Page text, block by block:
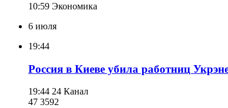
10:59 Экономика
6 июля
19:44
Россия в Киеве убила работниц
19:44 24 Канал
47 3592